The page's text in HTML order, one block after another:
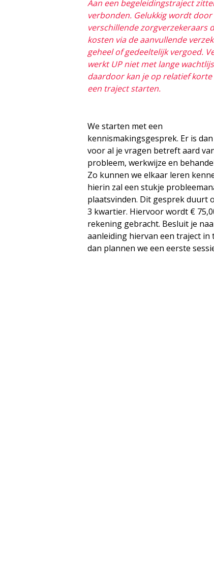
Aan een begeleidingstraject
verbonden. Gelukkig wordt door
verschillende zorgverzekeraars
kosten via de aanvullende
geheel of gedeeltelijk vergoed.
werkt UP niet met lange
daardoor kan je op relatief
een traject starten.
We starten met een
kennismakingsgesprek. Er is
voor al je vragen betreft aard
probleem, werkwijze en
Zo kunnen we elkaar leren
hierin zal een stukje
plaatsvinden. Dit gesprek duurt
3 kwartier. Hiervoor wordt €
rekening gebracht. Besluit je
aanleiding hiervan een traject in
dan plannen we een eerste